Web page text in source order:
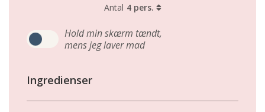
Antal 4 pers.
Hold min skærm tændt,
mens jeg laver mad
Ingredienser